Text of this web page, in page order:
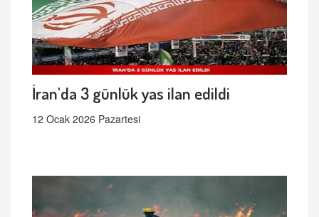
İran'da 3 günlük yas ilan edildi
12 Ocak 2026 Pazartesi